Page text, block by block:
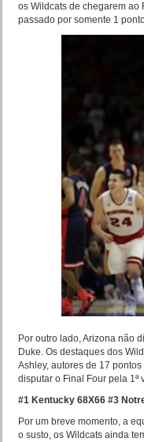
os Wildcats de chegarem ao
passado por somente 1
Por outro lado, Arizona não
Duke. Os destaques dos
Ashley, autores de 17
disputar o Final Four pela 1ª
#1 Kentucky 68X66 #3
Por um breve momento, a
o susto, os Wildcats ainda